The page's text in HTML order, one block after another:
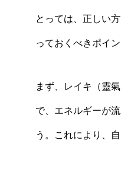
とっては、正しい
っておくべきポイ
まず、レイキ（靈
で、エネルギーが
う。これにより、